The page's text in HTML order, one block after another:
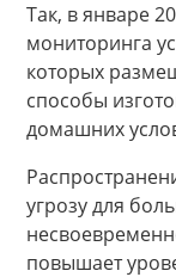
Так, в январе
мониторинга
которых
способы
домашних
угрозу для
повышает